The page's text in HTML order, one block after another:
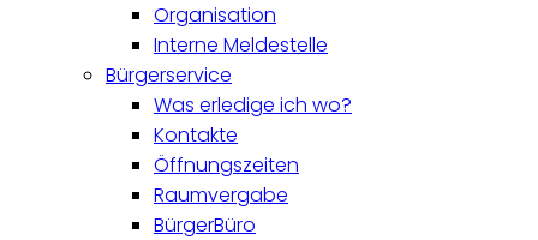
Organisation
Interne Meldestelle
Bürgerservice
Was erledige ich wo?
Kontakte
Öffnungszeiten
Raumvergabe
BürgerBüro